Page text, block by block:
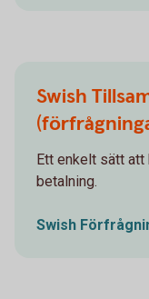
Swish
Ett enkelt sätt att
betalning.
Swish